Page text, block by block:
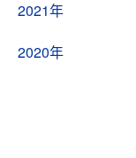
2021年
2020年